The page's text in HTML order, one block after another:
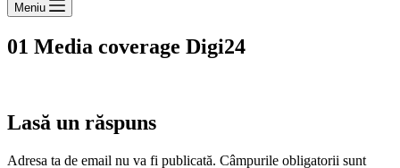
Meniu
01 Media coverage Digi24
Lasă un răspuns
Adresa ta de email nu va fi publicată. Câmpurile obligatorii sunt